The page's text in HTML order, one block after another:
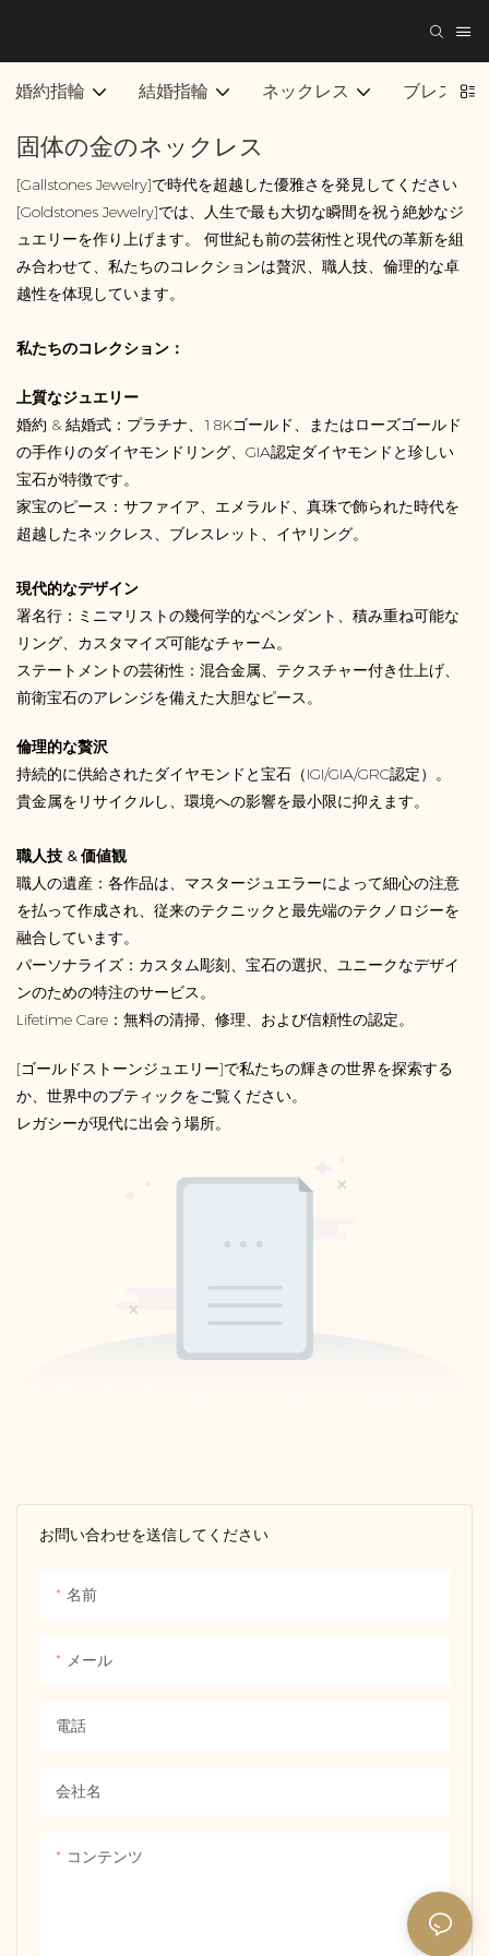
婚約指輪 結婚指輪 ネックレス ブレスレ
固体の金のネックレス
[Gallstones Jewelry]で時代を超越した優雅さを発見してください
[Goldstones Jewelry]では、人生で最も大切な瞬間を祝う絶妙なジ
ュエリーを作り上げます。 何世紀も前の芸術性と現代の革新を組
み合わせて、私たちのコレクションは贅沢、職人技、倫理的な卓
越性を体現しています。
私たちのコレクション：
上質なジュエリー
婚約 & 結婚式：プラチナ、18Kゴールド、またはローズゴールド
の手作りのダイヤモンドリング、GIA認定ダイヤモンドと珍しい
宝石が特徴です。
家宝のピース：サファイア、エメラルド、真珠で飾られた時代を
超越したネックレス、ブレスレット、イヤリング。
現代的なデザイン
署名行：ミニマリストの幾何学的なペンダント、積み重ね可能な
リング、カスタマイズ可能なチャーム。
ステートメントの芸術性：混合金属、テクスチャー付き仕上げ、
前衛宝石のアレンジを備えた大胆なピース。
倫理的な贅沢
持続的に供給されたダイヤモンドと宝石（IGI/GIA/GRC認定）。
貴金属をリサイクルし、環境への影響を最小限に抑えます。
職人技 & 価値観
職人の遺産：各作品は、マスタージュエラーによって細心の注意
を払って作成され、従来のテクニックと最先端のテクノロジーを
融合しています。
パーソナライズ：カスタム彫刻、宝石の選択、ユニークなデザイ
ンのための特注のサービス。
Lifetime Care：無料の清掃、修理、および信頼性の認定。
[ゴールドストーンジュエリー]で私たちの輝きの世界を探索する
か、世界中のブティックをご覧ください。
レガシーが現代に出会う場所。
お問い合わせを送信してください
名前
メール
電話
会社名
コンテンツ